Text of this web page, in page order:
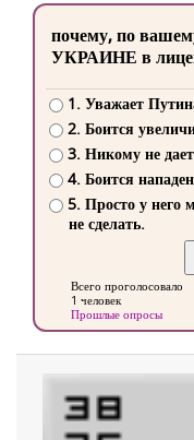
почему, по
УКРАИНЕ в
1. Уважает
2. Боится
3. Никому не
4. Боится
5. Просто у него
не сделать.
Всего проголосовало
1 человек
Прошлые опросы